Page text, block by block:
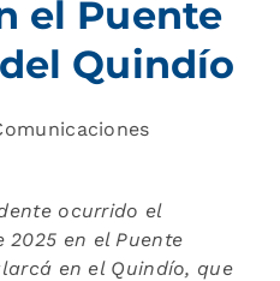
el Puente
Quindío
ocurrido el
2025 en el Puente
en el Quindío, que